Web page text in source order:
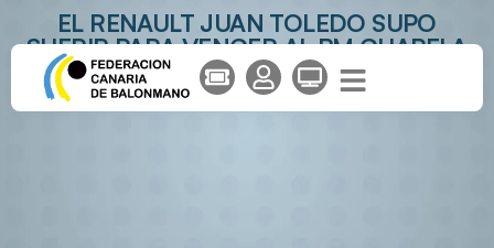
EL RENAULT JUAN TOLEDO SUPO
SUFRIR PARA VENCER AL BM CHAPELA